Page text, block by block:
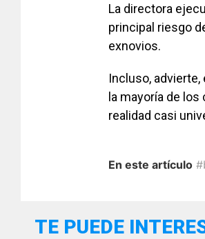
La directora
principal riesgo
exnovios.
Incluso,
la mayoría de
realidad casi
En este artículo
TE PUEDE